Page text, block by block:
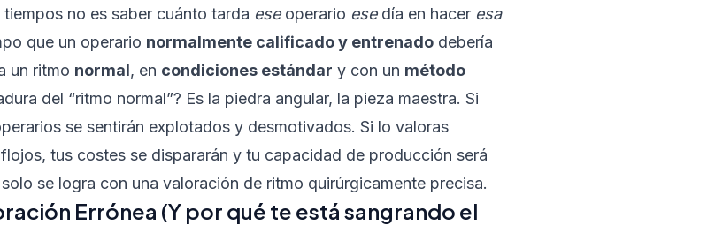
no es saber cuánto tarda eseoperario esedía en hacer esa
que un operario normalmente calificado y entrenado debería
un ritmo normal, en condiciones estándar y con un método
del “ritmo normal”? Es la piedra angular, la pieza maestra. Si
se sentirán explotados y desmotivados. Si lo valoras
tus costes se dispararán y tu capacidad de producción será
se logra con una valoración de ritmo quirúrgicamente precisa.
Errónea (Y por qué te está sangrando el